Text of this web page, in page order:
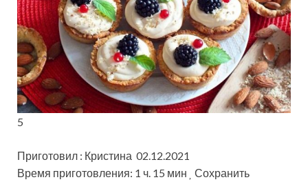
5
Приготовил : Кристина 02.12.2021
Время приготовления: 1 ч. 15 мин
Сохранить